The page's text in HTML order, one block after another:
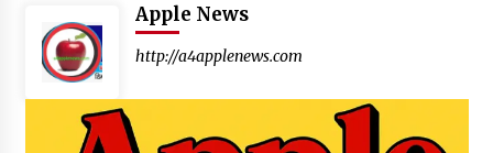
Apple News
http://a4applenews.com